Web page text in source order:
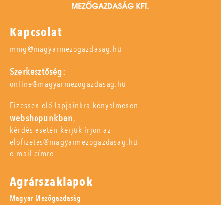
Kapcsolat
mmg@magyarmezogazdasag.hu
Szerkesztőség:
online@magyarmezogazdasag.hu
Fizessen elő lapjainkra kényelmesen
webshopunkban,
kérdés esetén kérjük írjon az
elofizetes@magyarmezogazdasag.hu
e-mail címre.
Agrárszaklapok
Magyar Mezőgazdaság